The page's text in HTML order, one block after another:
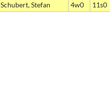
Schubert, Stefan 4w0 11s0